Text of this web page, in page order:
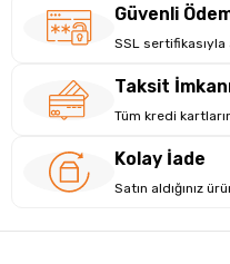
Güvenli Ve Yüksek
Güvenli kullanım garantisi
sızıntısı ya da kullanıcıya
kaliteli baskılar, her türlü
iş süreçlerinizde kesintisiz
Güvenli
SSL
Taksit
Tüm kredi
Kolay İade
Satın aldığınız